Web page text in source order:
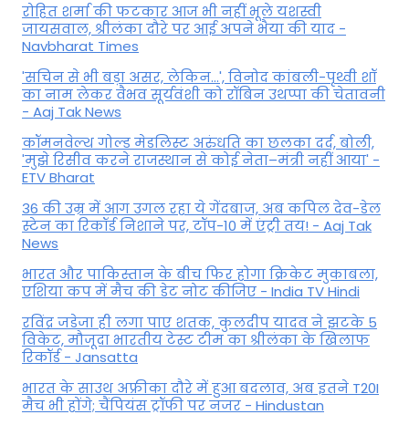
रोहित शर्मा की फटकार आज भी नहीं भूले यशस्वी
जायसवाल, श्रीलंका दौरे पर आई अपने भैया की याद -
Navbharat Times
'सचिन से भी बड़ा असर, लेकिन...', व‍िनोद कांबली-पृथ्वी शॉ
का नाम लेकर वैभव सूर्यवंशी को रॉबिन उथप्पा की चेतावनी
- Aaj Tak News
कॉमनवेल्थ गोल्ड मे​डलिस्ट अरुंधति का छलका दर्द, बोली,
'मुझे रिसीव करने राजस्थान से कोई नेता–मंत्री नहीं आया' -
ETV Bharat
36 की उम्र में आग उगल रहा ये गेंदबाज, अब कपिल देव-डेल
स्टेन का रिकॉर्ड निशाने पर, टॉप-10 में एंट्री तय! - Aaj Tak
News
भारत और पाकिस्तान के बीच फिर होगा क्रिकेट मुकाबला,
एशिया कप में मैच की डेट नोट कीजिए - India TV Hindi
रविंद्र जडेजा ही लगा पाए शतक, कुलदीप यादव ने झटके 5
विकेट, मौजूदा भारतीय टेस्ट टीम का श्रीलंका के खिलाफ
रिकॉर्ड - Jansatta
भारत के साउथ अफ्रीका दौरे में हुआ बदलाव, अब इतने T20I
मैच भी होंगे; चैंपियंस ट्रॉफी पर नजर - Hindustan